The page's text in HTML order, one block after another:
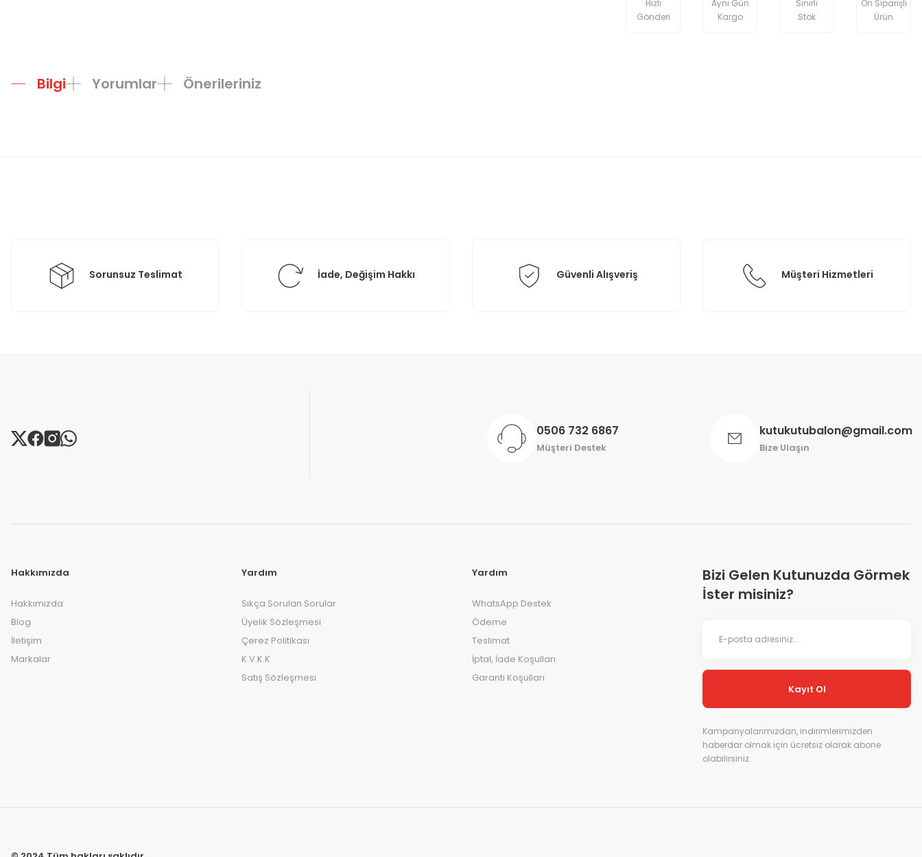
Hızlı
Gönderi
Aynı Gün
Kargo
Sınırlı
Stok
Ön Siparişli
Ürün
Bilgi Yorumlar Önerileriniz
Sorunsuz Teslimat İade, Değişim Hakkı Güvenli Alışveriş Müşteri Hizmetleri
0506 732 6867
Müşteri Destek
kutukutubalon@gmail.com
Bize Ulaşın
Hakkımızda
Hakkımızda
Blog
İletişim
Markalar
Yardım
Sıkça Sorulan Sorular
Üyelik Sözleşmesi
Çerez Politikası
K.V.K.K
Satış Sözleşmesi
Yardım
WhatsApp Destek
Ödeme
Teslimat
İptal, İade Koşulları
Garanti Koşulları
Bizi Gelen Kutunuzda Görmek
İster misiniz?
Kayıt Ol
Kampanyalarımızdan, indirimlerimizden
haberdar olmak için ücretsiz olarak abone
olabilirsiniz.